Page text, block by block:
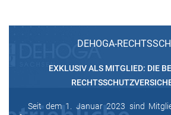
DEHOGA-
EXKLUSIV ALS MITGLIED: DIE
Seit dem 1. Januar 2023 sind